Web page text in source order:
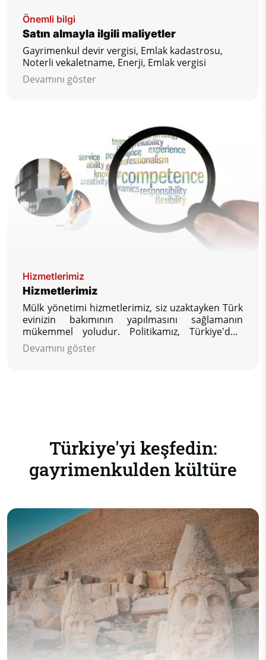
Önemli bilgi
Satın almayla ilgili maliyetler
Gayrimenkul devir vergisi, Emlak kadastrosu,
Noterli vekaletname, Enerji, Emlak vergisi
Devamını göster
Hizmetlerimiz
Hizmetlerimiz
Mülk yönetimi hizmetlerimiz, siz uzaktayken Türk
evinizin bakımının yapılmasını sağlamanın
mükemmel yoludur. Politikamız, Türkiye'deki
mülkünüzün geri döndüğünüzde bulmak
istediğiniz durumda olmasını sağlamak için siz
Devamını göster
Türkiye'yi keşfedin:
gayrimenkulden kültüre